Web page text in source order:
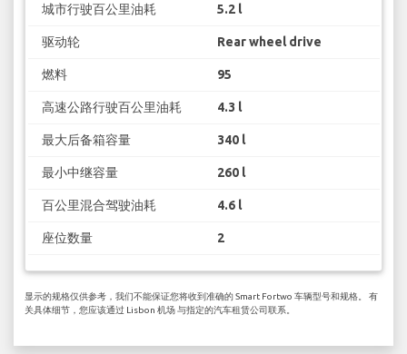
城市行驶百公里油耗 5.2 l
驱动轮 Rear wheel drive
燃料 95
高速公路行驶百公里油耗 4.3 l
最大后备箱容量 340 l
最小中继容量 260 l
百公里混合驾驶油耗 4.6 l
座位数量 2
显示的规格仅供参考，我们不能保证您将收到准确的 Smart Fortwo 车辆型号和规格。 有
关具体细节，您应该通过 Lisbon 机场 与指定的汽车租赁公司联系。